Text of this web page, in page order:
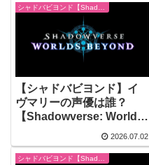
【シャドバビヨンド】イ
ヴマリーの声優は誰？
【Shadowverse: Worlds
2026.07.02